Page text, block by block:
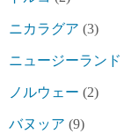
ニカラグア (3)
ニュージーランド
ノルウェー (2)
バヌッア (9)